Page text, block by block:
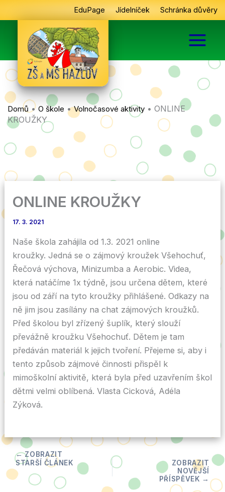
na
EduPage Jídelníček Schránka důvěry
Domů • O škole •Volnočasové aktivity • ONLINE
KROUŽKY
ONLINE KROUŽKY
17. 3. 2021
Naše škola zahájila od 1.3. 2021 online
kroužky. Jedná se o zájmový kroužek Všehochuť,
Řečová výchova, Minizumba a Aerobic. Videa,
která natáčíme 1x týdně, jsou určena dětem, které
jsou od září na tyto kroužky přihlášené. Odkazy na
ně jim jsou zasílány na chat zájmových kroužků.
Před školou byl zřízený šuplík, který slouží
převážně kroužku Všehochuť. Dětem je tam
předáván materiál k jejich tvoření. Přejeme si, aby i
tento způsob zájmové činnosti přispěl k
mimoškolní aktivitě, která byla před uzavřením škol
dětmi velmi oblíbená. Vlasta Cicková, Adéla
Zýková.